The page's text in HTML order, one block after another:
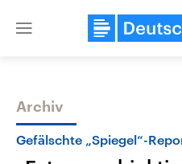
Close
Themen
Archiv
Gefälschte „Spiegel“-